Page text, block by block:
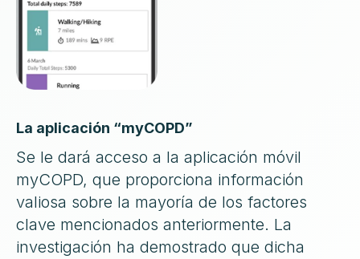
La aplicación “myCOPD”
Se le dará acceso a la aplicación móvil
myCOPD, que proporciona información
valiosa sobre la mayoría de los factores
clave mencionados anteriormente. La
investigación ha demostrado que dicha